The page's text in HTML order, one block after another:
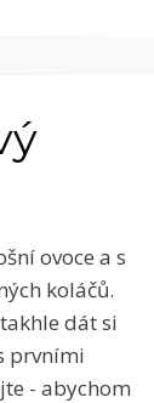
ovoce a s
koláčů.
dát si
prvními
- abychom